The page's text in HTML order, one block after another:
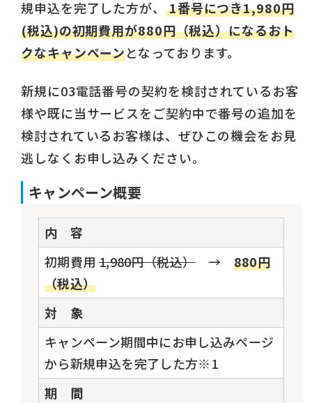
規申込を完了した方が、 1番号につき1,980円
(税込)の初期費用が880円（税込）になるおト
クなキャンペーンとなっております。
新規に03電話番号の契約を検討されているお客
様や既に当サービスをご契約中で番号の追加を
検討されているお客様は、ぜひこの機会をお見
逃しなくお申し込みください。
キャンペーン概要
内 容
初期費用1,980円（税込）→ 880円
（税込）
対 象
キャンペーン期間中にお申し込みページ
から新規申込を完了した方※1
期 間